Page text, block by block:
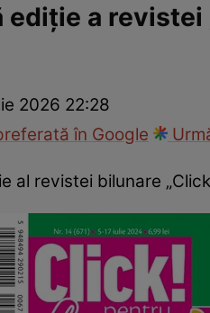
ediţie a
2026 22:28
în Google
al revistei bilunare